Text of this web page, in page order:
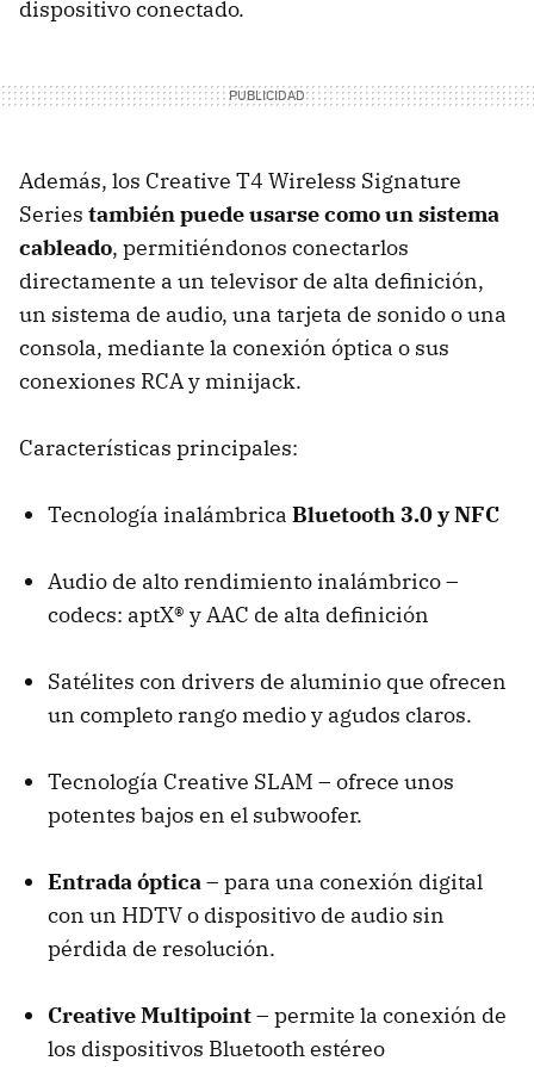
dispositivo conectado.
Además, los Creative T4 Wireless Signature
Series también puede usarse como un sistema
cableado, permitiéndonos conectarlos
directamente a un televisor de alta definición,
un sistema de audio, una tarjeta de sonido o una
consola, mediante la conexión óptica o sus
conexiones RCA y minijack.
Características principales:
Tecnología inalámbrica Bluetooth 3.0 y NFC
Audio de alto rendimiento inalámbrico –
codecs: aptX® y AAC de alta definición
Satélites con drivers de aluminio que ofrecen
un completo rango medio y agudos claros.
Tecnología Creative SLAM – ofrece unos
potentes bajos en el subwoofer.
Entrada óptica– para una conexión digital
con un HDTV o dispositivo de audio sin
pérdida de resolución.
Creative Multipoint– permite la conexión de
los dispositivos Bluetooth estéreo